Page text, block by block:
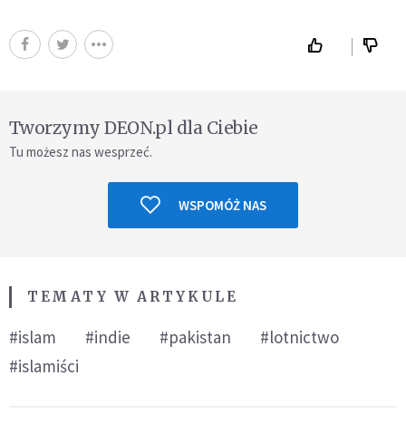
Tworzymy DEON.pl dla Ciebie
Tu możesz nas wesprzeć.
WSPOMÓŻ NAS
TEMATY W ARTYKULE
#islam #indie #pakistan
#lotnictwo
#islamiści